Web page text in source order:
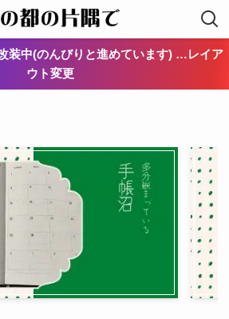
装中(のんびりと進めています) …レイア
ウト変更